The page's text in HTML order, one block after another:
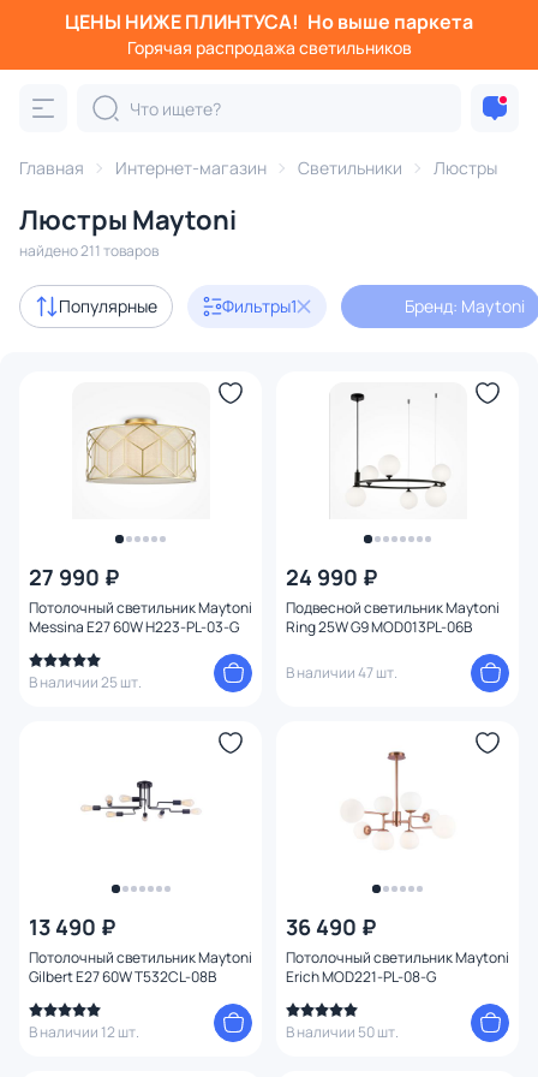
ЦЕНЫ НИЖЕ ПЛИНТУСА! Но выше паркета
Горячая распродажа светильников
Главная Интернет-магазин Светильники Люстры
Люстры Maytoni
найдено 211 товаров
Популярные Фильтры1 Бренд: Maytoni
27 990 ₽
Потолочный светильник Maytoni
Messina E27 60W H223-PL-03-G
В наличии 25 шт.
24 990 ₽
Подвесной светильник Maytoni
Ring 25W G9 MOD013PL-06B
В наличии 47 шт.
13 490 ₽
Потолочный светильник Maytoni
Gilbert E27 60W T532CL-08B
В наличии 12 шт.
36 490 ₽
Потолочный светильник Maytoni
Erich MOD221-PL-08-G
В наличии 50 шт.
Фильтры
Категория:
подвесные потолочные
Акции 2
35
В наличии 209
От До
Бренд 1
Материал арматуры
Материал плафона
Материал